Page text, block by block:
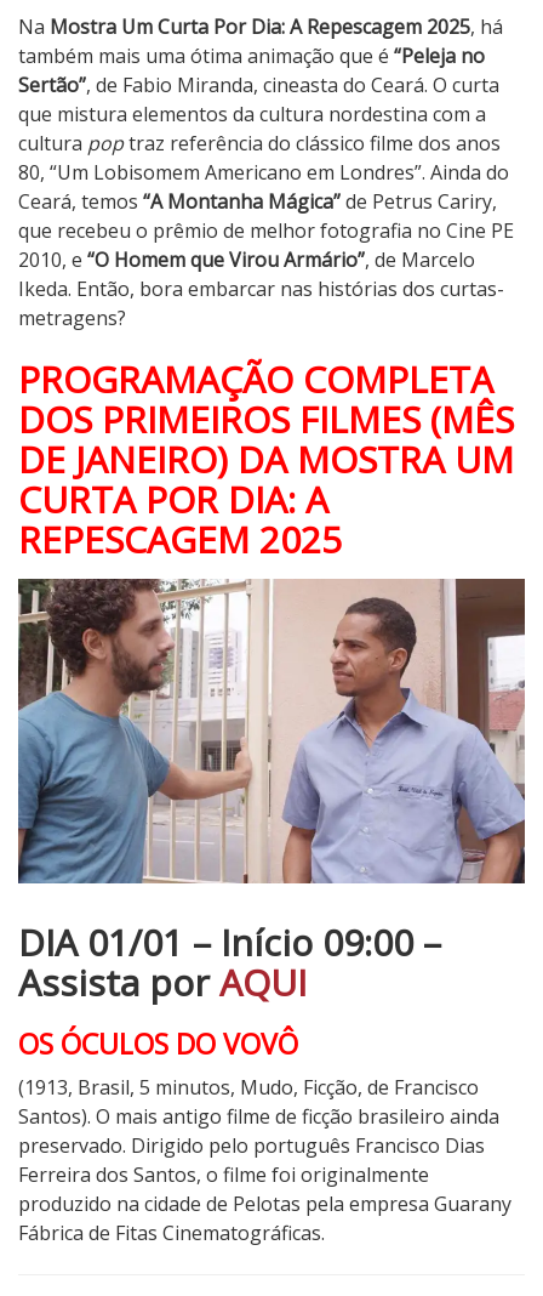
Na Mostra Um Curta Por Dia: A Repescagem 2025, há
também mais uma ótima animação que é “Peleja no
Sertão”, de Fabio Miranda, cineasta do Ceará. O curta
que mistura elementos da cultura nordestina com a
cultura poptraz referência do clássico filme dos anos
80, “Um Lobisomem Americano em Londres”. Ainda do
Ceará, temos “A Montanha Mágica”de Petrus Cariry,
que recebeu o prêmio de melhor fotografia no Cine PE
2010, e “O Homem que Virou Armário”, de Marcelo
Ikeda. Então, bora embarcar nas histórias dos curtas-
metragens?
PROGRAMAÇÃO COMPLETA
DOS PRIMEIROS FILMES (MÊS
DE JANEIRO) DA MOSTRA UM
CURTA POR DIA: A
REPESCAGEM 2025
DIA 01/01 – Início 09:00 –
Assista porAQUI
OS ÓCULOS DO VOVÔ
(1913, Brasil, 5 minutos, Mudo, Ficção, de Francisco
Santos). O mais antigo filme de ficção brasileiro ainda
preservado. Dirigido pelo português Francisco Dias
Ferreira dos Santos, o filme foi originalmente
produzido na cidade de Pelotas pela empresa Guarany
Fábrica de Fitas Cinematográficas.